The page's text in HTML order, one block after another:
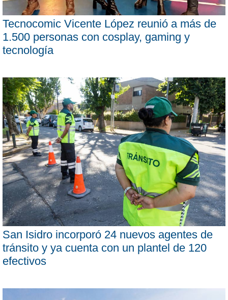
Tecnocomic Vicente López reunió a más de
1.500 personas con cosplay, gaming y
tecnología
San Isidro incorporó 24 nuevos agentes de
tránsito y ya cuenta con un plantel de 120
efectivos